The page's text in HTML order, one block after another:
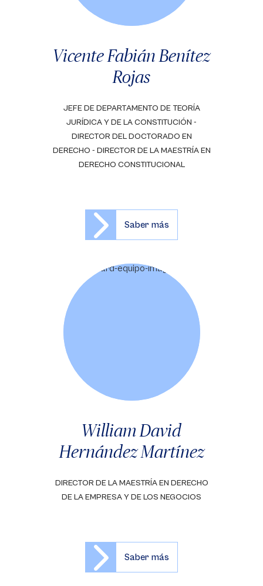
Vicente Fabián Benítez
Rojas
JEFE DE DEPARTAMENTO DE TEORÍA
JURÍDICA Y DE LA CONSTITUCIÓN -
DIRECTOR DEL DOCTORADO EN
DERECHO - DIRECTOR DE LA MAESTRÍA EN
DERECHO CONSTITUCIONAL
Saber más
William David
Hernández Martínez
DIRECTOR DE LA MAESTRÍA EN DERECHO
DE LA EMPRESA Y DE LOS NEGOCIOS
Saber más